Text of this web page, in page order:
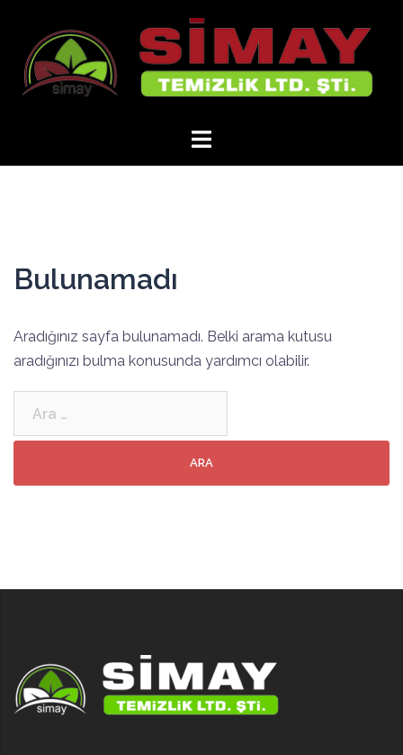
Bulunamadı
Aradığınız sayfa bulunamadı. Belki arama kutusu
aradığınızı bulma konusunda yardımcı olabilir.